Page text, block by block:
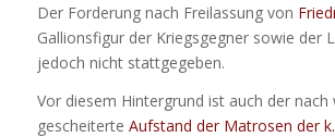
Der Forderung nach Freilassung von
Gallionsfigur der Kriegsgegner sowie der
jedoch nicht stattgegeben.
Vor diesem Hintergrund ist auch der nach
gescheiterte Aufstand der Matrosen der